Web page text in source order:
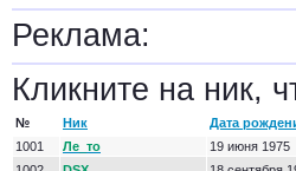
Реклама:
Кликните на ник,
№ Ник Дата
1001
Ле_то 19 июня 1975